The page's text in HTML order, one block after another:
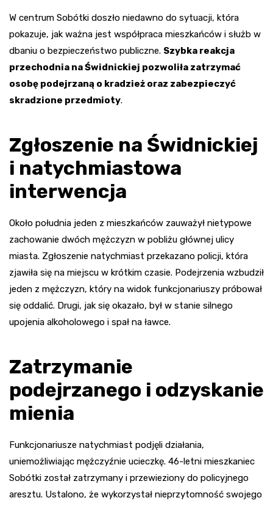
W centrum Sobótki doszło niedawno do sytuacji, która
pokazuje, jak ważna jest współpraca mieszkańców i służb w
dbaniu o bezpieczeństwo publiczne. Szybka reakcja
przechodnia na Świdnickiej pozwoliła zatrzymać
osobę podejrzaną o kradzież oraz zabezpieczyć
skradzione przedmioty.
Zgłoszenie na Świdnickiej
i natychmiastowa
interwencja
Około południa jeden z mieszkańców zauważył nietypowe
zachowanie dwóch mężczyzn w pobliżu głównej ulicy
miasta. Zgłoszenie natychmiast przekazano policji, która
zjawiła się na miejscu w krótkim czasie. Podejrzenia wzbudził
jeden z mężczyzn, który na widok funkcjonariuszy próbował
się oddalić. Drugi, jak się okazało, był w stanie silnego
upojenia alkoholowego i spał na ławce.
Zatrzymanie
podejrzanego i odzyskanie
mienia
Funkcjonariusze natychmiast podjęli działania,
uniemożliwiając mężczyźnie ucieczkę. 46-letni mieszkaniec
Sobótki został zatrzymany i przewieziony do policyjnego
aresztu. Ustalono, że wykorzystał nieprzytomność swojego